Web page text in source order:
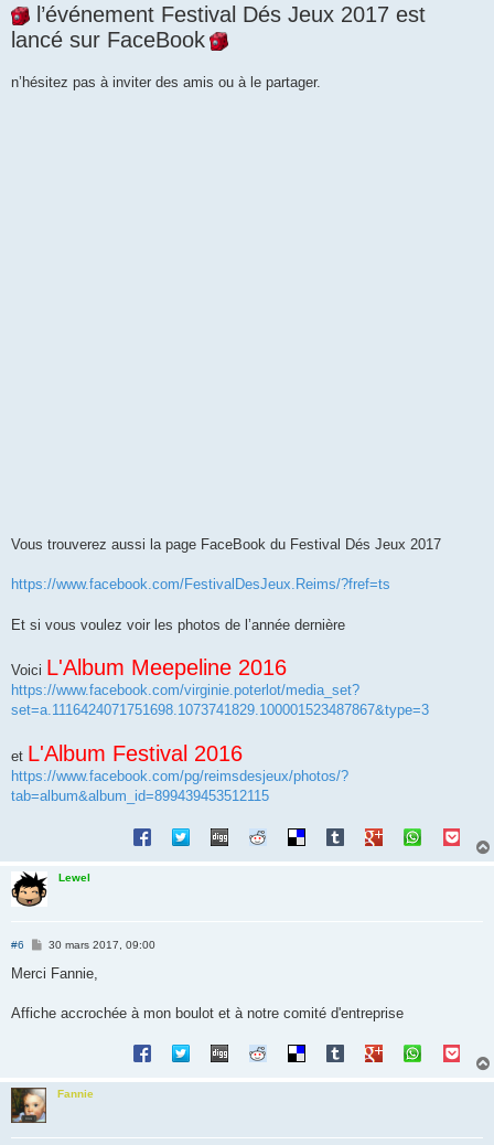
g
e
l’événement Festival Dés Jeux 2017 est
lancé sur FaceBook
n’hésitez pas à inviter des amis ou à le partager.
Vous trouverez aussi la page FaceBook du Festival Dés Jeux 2017
https://www.facebook.com/FestivalDesJeux.Reims/?fref=ts
Et si vous voulez voir les photos de l’année dernière
Voici L'Album Meepeline 2016
https://www.facebook.com/virginie.poterlot/media_set?
set=a.1116424071751698.1073741829.100001523487867&type=3
et L'Album Festival 2016
https://www.facebook.com/pg/reimsdesjeux/photos/?
tab=album&album_id=899439453512115
Lewel
#6
M
s
g
30 mars 2017, 09:00
Merci Fannie,
Affiche accrochée à mon boulot et à notre comité d'entreprise
Fannie